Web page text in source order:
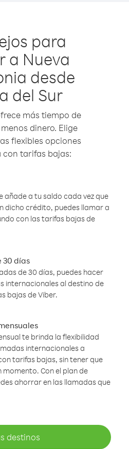
para
a Nueva
desde
del Sur
más tiempo de
dinero. Elige
flexibles opciones
con tarifas bajas:
añade a tu saldo cada vez que
dicho crédito, puedes llamar a
con las tarifas bajas de
30 días
de 30 días, puedes hacer
internacionales al destino de
bajas de Viber.
te brinda la flexibilidad
internacionales a
tarifas bajas, sin tener que
momento. Con el plan de
ahorrar en las llamadas que
destinos